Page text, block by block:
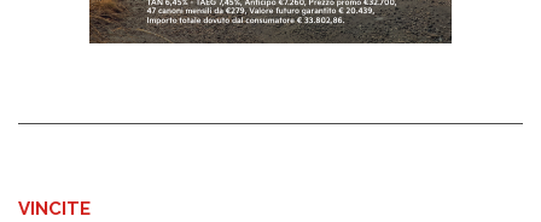
VINCITE